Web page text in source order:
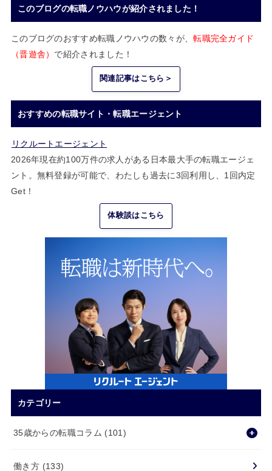
このブログの転職ノウハウが紹介されました！
このブログのおすすめ転職ノウハウの数々が、転職完全ガイド
（晋遊舎） で紹介されました！
関連記事はこちら＞
おすすめの転職サイト・転職エージェント
リクルートエージェント
2026年現在約100万件の求人がある日本最大手の転職エージェ
ント。無料登録が可能で、わたしも過去に3回利用し、1回内定
Get！
体験談はこちら
カテゴリー
35歳からの転職コラム (101)
働き方 (133)